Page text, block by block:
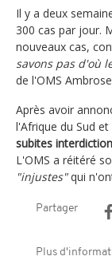
Il y a deux
300 cas par jour.
nouveaux cas,
savons pas d'où
de l'OMS
Après avoir
l'Afrique du Sud
subites interdiction
L'OMS a réitéré
"injustes"qui
Partager
Plus